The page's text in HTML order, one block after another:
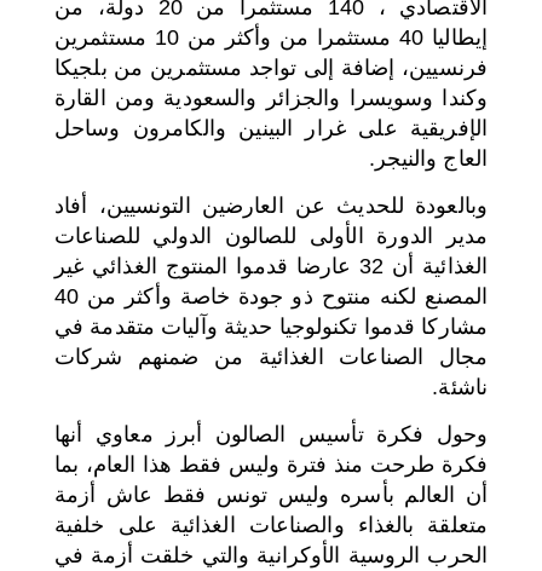
الاقتصادي ، 140 مستثمرا من 20 دولة، من
إيطاليا 40 مستثمرا من وأكثر من 10 مستثمرين
فرنسيين، إضافة إلى تواجد مستثمرين من بلجيكا
وكندا وسويسرا والجزائر والسعودية ومن القارة
الإفريقية على غرار البينين والكامرون وساحل
العاج والنيجر.
وبالعودة للحديث عن العارضين التونسيين، أفاد
مدير الدورة الأولى للصالون الدولي للصناعات
الغذائية أن 32 عارضا قدموا المنتوج الغذائي غير
المصنع لكنه منتوح ذو جودة خاصة وأكثر من 40
مشاركا قدموا تكنولوجيا حديثة وآليات متقدمة في
مجال الصناعات الغذائية من ضمنهم شركات
ناشئة.
وحول فكرة تأسيس الصالون أبرز معاوي أنها
فكرة طرحت منذ فترة وليس فقط هذا العام، بما
أن العالم بأسره وليس تونس فقط عاش أزمة
متعلقة بالغذاء والصناعات الغذائية على خلفية
الحرب الروسية الأوكرانية والتي خلقت أزمة في